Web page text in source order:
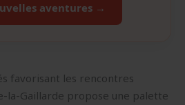
aventures →
favorisant les rencontres
la-Gaillarde propose une palette